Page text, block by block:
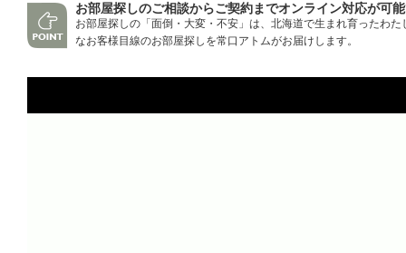
お部屋探しのご相談からご契約までオンライン対応が可
お部屋探しの「面倒・大変・不安」は、北海道で生まれ育ったわ
なお客様目線のお部屋探しを常口アトムがお届けします。